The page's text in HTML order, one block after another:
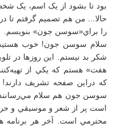
بود تا بشود از يک اسم، يک
حالا... من هم تصميم گرفتم تا
را براي«سوسن جون» بنويسم.
سلام سوسن جون! خوب هستيد؟
شکر بد نيستم. اين روزها در
هفت» هستم که يکي از
که دراين صفحه تشريف
سوسن جون هم سلام
است پر از شعر و موسيقي و
محترمي است. آخر هر برنامه